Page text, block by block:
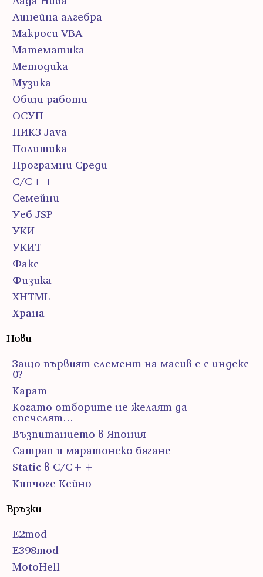
Линейна алгебра
Макроси VBA
Математика
Методика
Музика
Общи работи
ОСУП
ПИК3 Java
Политика
Програмни Среди
С/С++
Семейни
Уеб JSP
УКИ
УКИТ
Факс
Физика
ХHTML
Храна
Нови
Защо първият елемент на масив е с индекс
0?
Карат
Когато отборите не желаят да
спечелят…
Възпитанието в Япония
Сатрап и маратонско бягане
Static в C/C++
Кипчоге Кейно
Връзки
E2mod
E398mod
MotoHell